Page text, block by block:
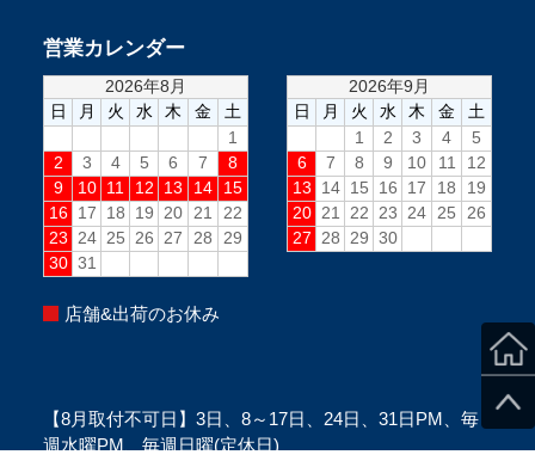
営業カレンダー
店舗&出荷のお休み
【8月取付不可日】3日、8～17日、24日、31日PM、毎
週水曜PM、毎週日曜(定休日)